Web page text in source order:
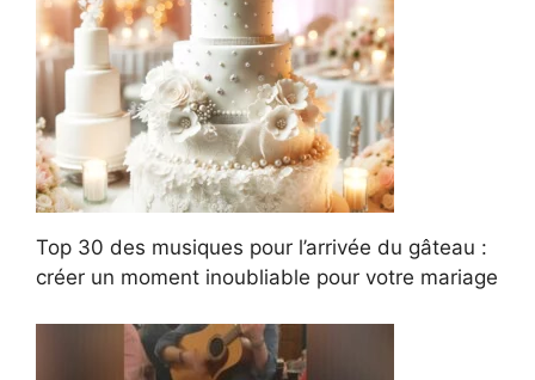
Top 30 des musiques pour l’arrivée du gâteau :
créer un moment inoubliable pour votre mariage